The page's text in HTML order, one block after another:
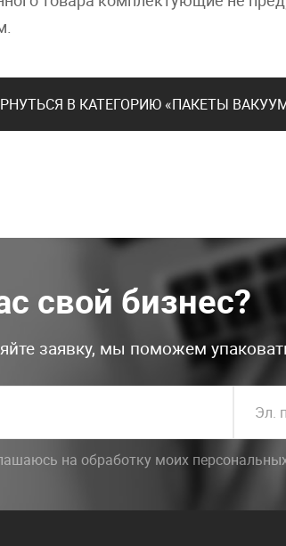
В КАТЕГОРИЮ «ПАКЕТЫ
свой бизнес?
заявку, мы поможем
Эл.
на обработку моих